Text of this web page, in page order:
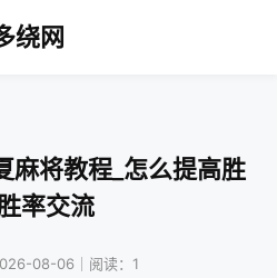
绕网
麻将教程_怎么提高胜
率交流
08-06｜阅读：1